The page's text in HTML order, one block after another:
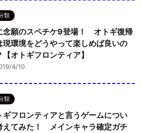
類
念願のスペチケ9登場！ オトギ復帰
現環境をどうやって楽しめば良いの
【オトギフロンティア】
4/10
類
ギフロンティアと言うゲームについ
えてみた！ メインキャラ確定ガチ